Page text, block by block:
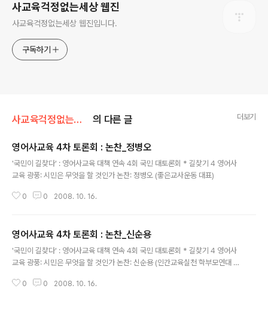
사교육걱정없는세상 웹진
사교육걱정없는세상 웹진입니다.
구독하기
사교육걱정없는세상/[잔잔영상]우덜이만든 의 다른 글 더보기
영어사교육 4차 토론회 : 논찬_정병오
'국민이 길찾다' : 영어사교육 대책 연속 4회 국민 대토론회 * 길찾기 4 영어사
교육 광풍: 시민은 무엇을 할 것인가 논찬: 정병오 (좋은교사운동 대표)
0 0 2008. 10. 16.
영어사교육 4차 토론회 : 논찬_신순용
'국민이 길찾다' : 영어사교육 대책 연속 4회 국민 대토론회 * 길찾기 4 영어사
교육 광풍: 시민은 무엇을 할 것인가 논찬: 신순용 (인간교육실천 학부모연대 위
0 0 2008. 10. 16.